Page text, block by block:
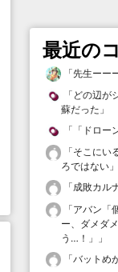
最近の
「先生ーー
「 どの辺が
蘇だった 」
「 「ドロ
「そこにい
ろではない 」
「成敗カル
「アバン「
ー、ダメダ
う…！」
」
「バットめ